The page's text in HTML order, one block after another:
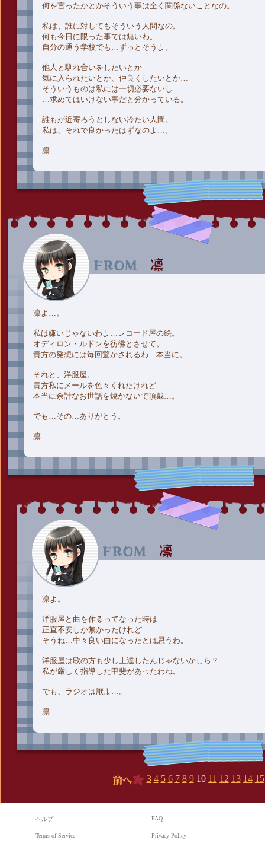
何を言ったかとかそういう事は全く関係ないことなの。
私は、誰に対してもそういう人間なの。
何も今日に限った事では無いわ。
自分の通う学校でも…ずっとそうよ。
他人と馴れ合いをしたいとか
気に入られたいとか、仲良くしたいとか…
そういうものは私には一切必要ないし
…求めてはいけない事だと分かっている。
誰もが近寄ろうとしない冷たい人間。
私は、それで良かったはずなのよ…。
凛
凛よ…。
私は嫌いじゃないわよ…レコード屋の絵。
オディロン・ルドンを彷彿とさせて。
貴方の発想には毎回驚かされるわ…本当に。
それと、洋服屋。
貴方私にメールを色々くれたけれど
本当に余計なお世話を焼かないで頂戴…。
でも…その…ありがとう。
凛
凛よ。
洋服屋と曲を作るってなった時は
正直不安しか無かったけれど…
そうね…中々良い曲になったとは思うわ。
洋服屋は歌の方も少し上達したんじゃないかしら？
私が厳しく指導した甲斐があったわね。
でも、ラジオは厭よ…。
凛
3 4 5 6 7 8 9 10 11 12 13 14 15
ヘルプ FAQ
Terms of Service Privacy Policy